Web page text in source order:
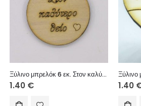
Ξύλινο μπρελόκ 6 εκ. Στον καλύτερο θείο
1.40 € 1.40